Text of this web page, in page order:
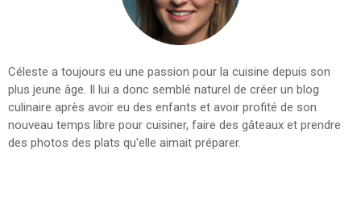
Céleste a toujours eu une passion pour la cuisine depuis son
plus jeune âge. Il lui a donc semblé naturel de créer un blog
culinaire après avoir eu des enfants et avoir profité de son
nouveau temps libre pour cuisiner, faire des gâteaux et prendre
des photos des plats qu'elle aimait préparer.